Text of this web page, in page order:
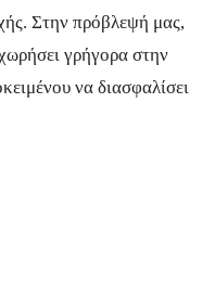
Στην πρόβλεψή μας,
γρήγορα στην
να διασφαλίσει